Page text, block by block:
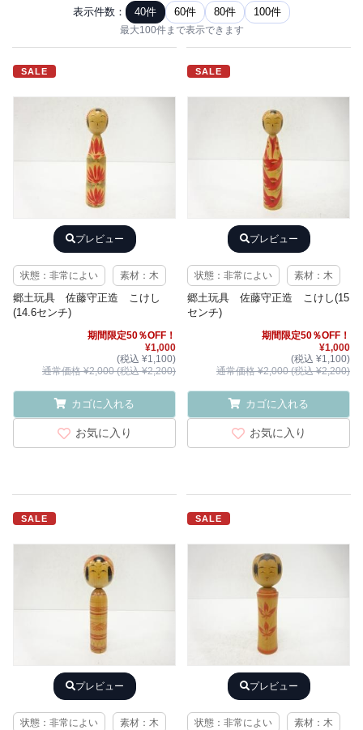
表示件数： 40件 60件 80件 100件
最大100件まで表示できます
SALE
プレビュー
状態：非常によい 素材：木
郷土玩具 佐藤守正造 こけし
(14.6センチ)
期間限定50％OFF！
¥1,000
(税込 ¥1,100)
通常価格 ¥2,000 (税込 ¥2,200)
カゴに入れる
お気に入り
SALE
プレビュー
状態：非常によい 素材：木
郷土玩具 佐藤守正造 こけし(15
センチ)
期間限定50％OFF！
¥1,000
(税込 ¥1,100)
通常価格 ¥2,000 (税込 ¥2,200)
カゴに入れる
お気に入り
SALE
プレビュー
状態：非常によい 素材：木
SALE
プレビュー
状態：非常によい 素材：木